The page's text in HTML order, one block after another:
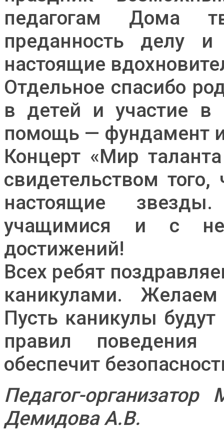
педагогам Дома
преданность
настоящие
Отдельное спасибо
в детей и участие в
помощь — фундамент
Концерт «Мир
свидетельством
настоящие
учащимися и с
достижений!
Всех ребят
каникулами.
Пусть каникулы
правил поведения
обеспечит
Педагог-
Демидова А.В.